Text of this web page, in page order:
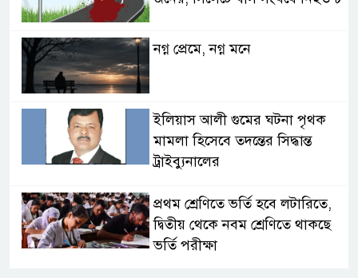
নগ্ন প্রেমে, নগ্ন মনে
ইলিয়াস আলী গুমের ঘটনা পৃথক
মামলা হিসেবে তদন্তের সিদ্ধান্ত
ট্রাইব্যুনালের
প্রথম শ্রেণিতে ভর্তি হবে লটারিতে,
দ্বিতীয় থেকে নবম শ্রেণিতে থাকছে
ভর্তি পরীক্ষা